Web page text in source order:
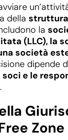
della
la
(LLC), la
società
dipende
soci e le
.
Zone